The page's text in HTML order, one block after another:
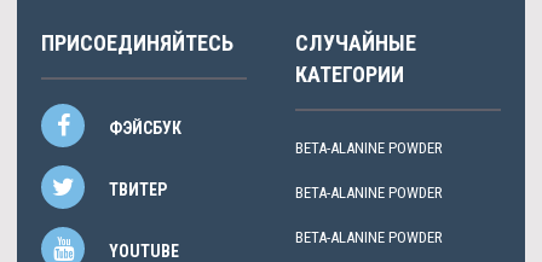
ПРИСОЕДИНЯЙТЕСЬ
ФЭЙСБУК
ТВИТЕР
YOUTUBE
СЛУЧАЙНЫЕ
КАТЕГОРИИ
BETA-ALANINE POWDER
BETA-ALANINE POWDER
BETA-ALANINE POWDER